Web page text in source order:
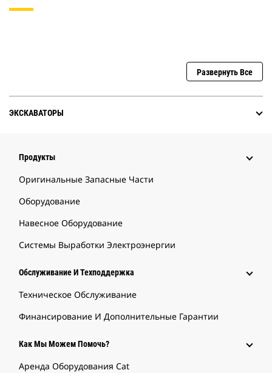
Развернуть Все
ЭКСКАВАТОРЫ
Продукты
Оригинальные Запасные Части
Оборудование
Навесное Оборудование
Системы Выработки Электроэнергии
Обслуживание И Техподдержка
Техническое Обслуживание
Финансирование И Дополнительные Гарантии
Как Мы Можем Помочь?
Аренда Оборудования Cat